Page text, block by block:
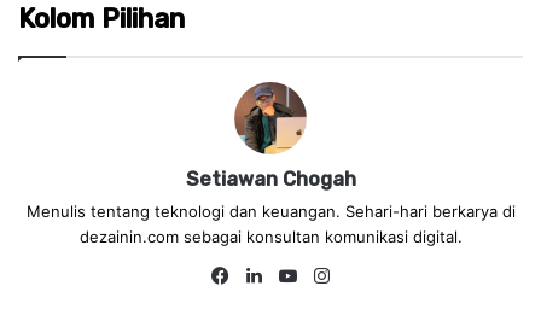
Kolom Pilihan
Setiawan Chogah
Menulis tentang teknologi dan keuangan. Sehari-hari berkarya di
dezainin.com sebagai konsultan komunikasi digital.
Fa
Lin
Yo